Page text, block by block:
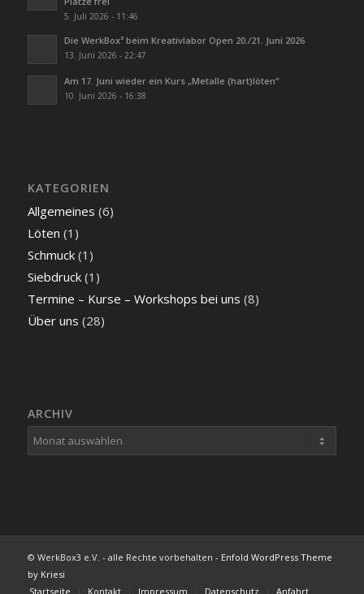
5. Juli 2026 - 11:46
Die WerkBox³ beim Kreativlabor Open 20./21. Juni 2026
13. Juni 2026 - 22:47
Am 17. Juni wieder ein Kurs „Metalle (hart)löten“
10. Juni 2026 - 16:38
KATEGORIEN
Allgemeines (6)
Löten (1)
Schmuck(1)
Siebdruck(1)
Termine – Kurse – Workshops bei uns (8)
Über uns (28)
ARCHIV
© WerkBox3 e.V. - alle Rechte vorbehalten - Enfold WordPress Theme
by Kriesi
Startseite
Kontakt Impressum Datenschutz Anfahrt